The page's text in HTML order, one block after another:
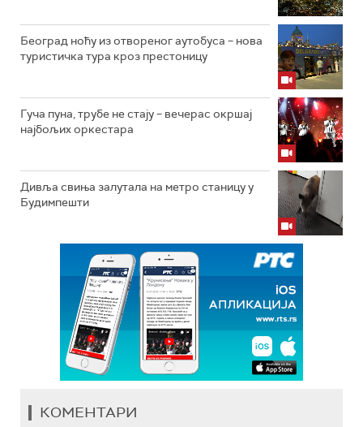
Београд ноћу из отвореног аутобуса – нова
туристичка тура кроз престоницу
Гуча пуна, трубе не стају – вечерас окршај
најбољих оркестара
Дивља свиња залутала на метро станицу у
Будимпешти
КОМЕНТАРИ